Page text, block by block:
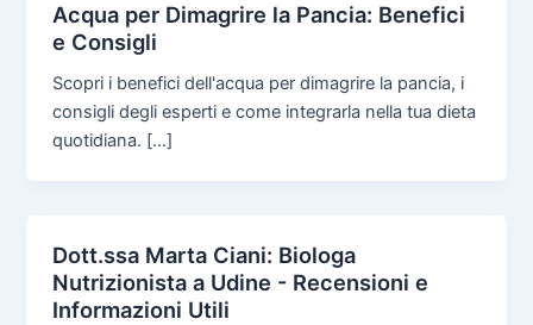
Acqua per Dimagrire la Pancia: Benefici
e Consigli
Scopri i benefici dell'acqua per dimagrire la pancia, i
consigli degli esperti e come integrarla nella tua dieta
quotidiana. […]
Dott.ssa Marta Ciani: Biologa
Nutrizionista a Udine - Recensioni e
Informazioni Utili